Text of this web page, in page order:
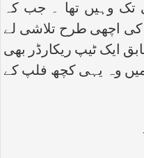
تک وہیں تھا ۔ جب کہ
کی اچھی طرح تلاشی لے
ایک ٹیپ ریکارڈر بھی
میں وہ یہی کچھ فلپ کے